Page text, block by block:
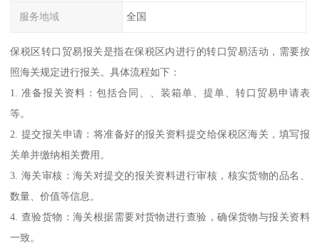
服务地域 全国
保税区转口贸易报关是指在保税区内进行的转口贸易活动，需要按
照海关规定进行报关。具体流程如下：
1. 准备报关资料：包括合同、、装箱单、提单、转口贸易申请表
等。
2. 提交报关申请：将准备好的报关资料提交给保税区海关，填写报
关单并缴纳相关费用。
3. 海关审核：海关对提交的报关资料进行审核，核实货物的品名、
数量、价值等信息。
4. 查验货物：海关根据需要对货物进行查验，确保货物与报关资料
一致。